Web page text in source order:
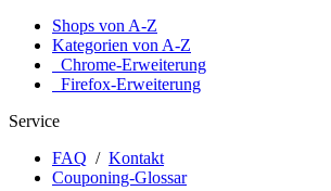
Shops von A-Z
Kategorien von A-Z
Chrome-Erweiterung
Firefox-Erweiterung
Service
FAQ / Kontakt
Couponing-Glossar